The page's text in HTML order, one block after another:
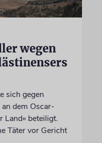
wegen
sich gegen
dem Oscar-
Land« beteiligt.
Täter vor Gericht